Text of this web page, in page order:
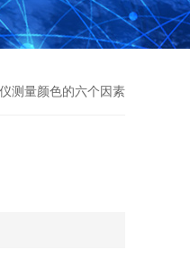
测量颜色的六个因素